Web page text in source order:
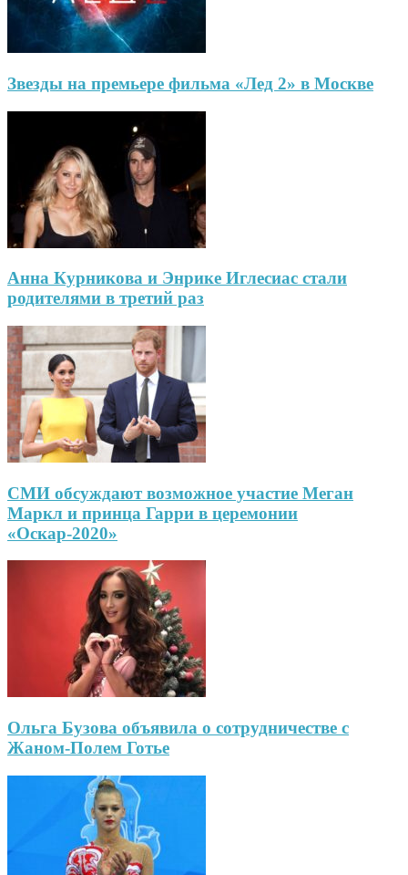
Звезды на премьере фильма «Лед 2» в Москве
Анна Курникова и Энрике Иглесиас стали
родителями в третий раз
СМИ обсуждают возможное участие Меган
Маркл и принца Гарри в церемонии
«Оскар-2020»
Ольга Бузова объявила о сотрудничестве с
Жаном-Полем Готье